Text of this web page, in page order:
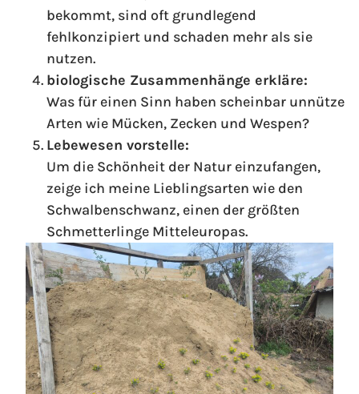
bekommt, sind oft grundlegend
fehlkonzipiert und schaden mehr als sie
nutzen.
biologische Zusammenhänge erkläre:
Was für einen Sinn haben scheinbar unnütze
Arten wie Mücken, Zecken und Wespen?
Lebewesen vorstelle:
Um die Schönheit der Natur einzufangen,
zeige ich meine Lieblingsarten wie den
Schwalbenschwanz, einen der größten
Schmetterlinge Mitteleuropas.